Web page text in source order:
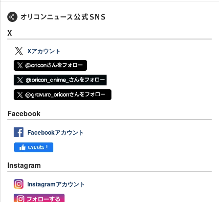
X
Xアカウント
Facebook
Facebookアカウント
Instagram
Instagramアカウント